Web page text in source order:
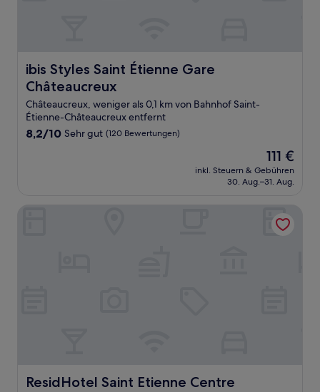
ibis Styles Saint Étienne Gare
Châteaucreux
ibis Styles Saint Étienne Gare Châteaucreux
Châteaucreux, weniger als 0,1 km von Bahnhof Saint-
Étienne-Châteaucreux entfernt
8.2
Bewertungen)
8,2/10 Sehr gut (120 Bewertungen)
Der
Preis
beträgt
111 €
inkl. Steuern & Gebühren
30. Aug.–31. Aug.
ResidHotel Saint Etienne Centre
ResidHotel Saint Etienne Centre